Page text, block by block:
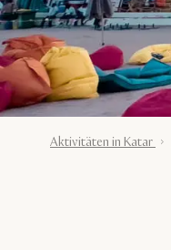
Aktivitäten in Katar